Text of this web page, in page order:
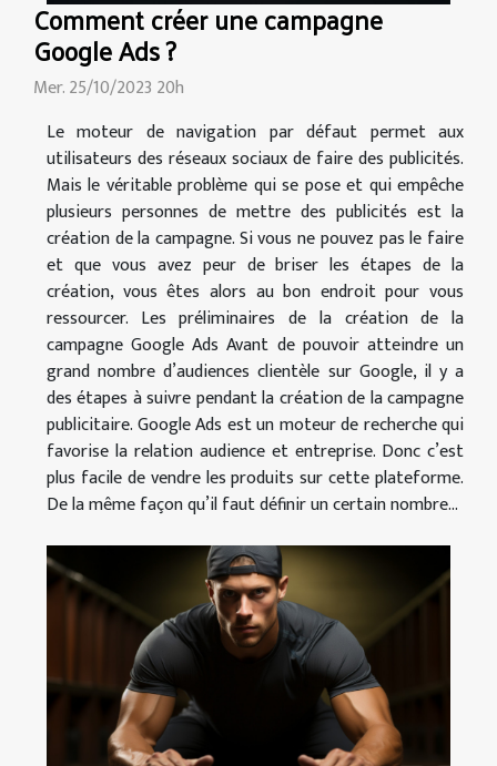
Comment créer une campagne
Google Ads ?
Mer. 25/10/2023 20h
Le moteur de navigation par défaut permet aux
utilisateurs des réseaux sociaux de faire des publicités.
Mais le véritable problème qui se pose et qui empêche
plusieurs personnes de mettre des publicités est la
création de la campagne. Si vous ne pouvez pas le faire
et que vous avez peur de briser les étapes de la
création, vous êtes alors au bon endroit pour vous
ressourcer. Les préliminaires de la création de la
campagne Google Ads Avant de pouvoir atteindre un
grand nombre d’audiences clientèle sur Google, il y a
des étapes à suivre pendant la création de la campagne
publicitaire. Google Ads est un moteur de recherche qui
favorise la relation audience et entreprise. Donc c’est
plus facile de vendre les produits sur cette plateforme.
De la même façon qu’il faut définir un certain nombre...